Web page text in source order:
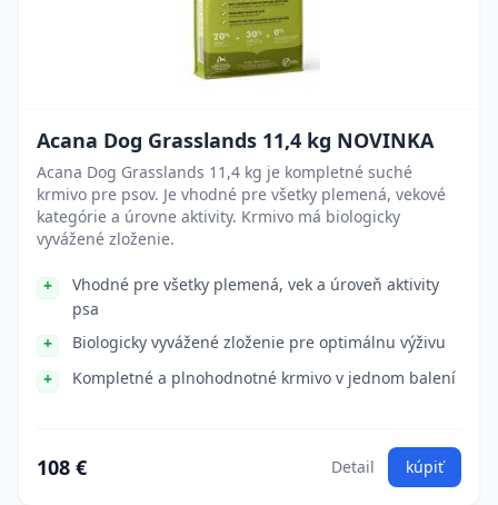
Acana Dog Grasslands 11,4 kg NOVINKA
Acana Dog Grasslands 11,4 kg je kompletné suché
krmivo pre psov. Je vhodné pre všetky plemená, vekové
kategórie a úrovne aktivity. Krmivo má biologicky
vyvážené zloženie.
Vhodné pre všetky plemená, vek a úroveň aktivity
psa
Biologicky vyvážené zloženie pre optimálnu výživu
Kompletné a plnohodnotné krmivo v jednom balení
108 € Detail kúpiť